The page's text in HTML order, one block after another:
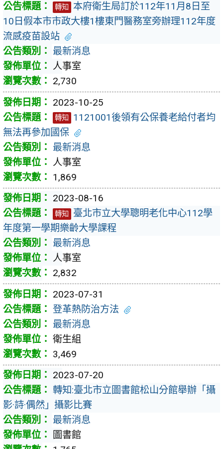
轉知
本府衛生局訂於112年11月8日至
10日假本市市政大樓1樓東門醫務室旁辦理112年度
流感疫苗設站
最新消息
人事室
2,730
2023-10-25
轉知
1121001後領有公保養老給付者均
無法再參加國保
最新消息
人事室
1,869
2023-08-16
轉知
臺北市立大學聰明老化中心112學
年度第一學期樂齡大學課程
最新消息
人事室
2,832
2023-07-31
登革熱防治方法
最新消息
衛生組
3,469
2023-07-20
轉知:臺北市立圖書館松山分館舉辦「攝
影·詩·偶然」攝影比賽
最新消息
圖書館